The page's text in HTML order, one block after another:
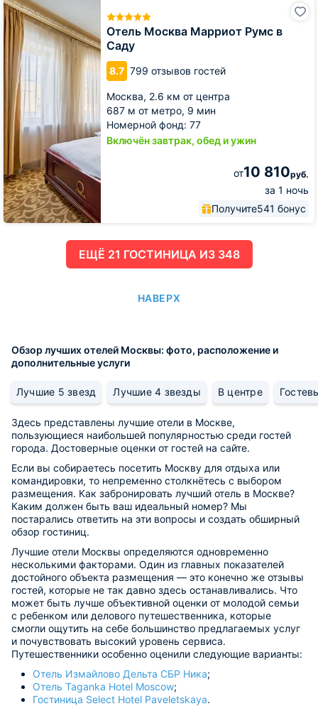
Отель Москва Марриот Румс в
Саду
8.7 799 отзывов гостей
Москва, 2.6 км от центра
687 м от метро, 9 мин
Номерной фонд: 77
Включён завтрак, обед и ужин
от10 810руб.
за 1 ночь
Получите541 бонус
Отель
Москва
Марриот
Румс
Саду
ЕЩË 21 ГОСТИНИЦА ИЗ 348
НАВЕРХ
Обзор лучших отелей Москвы: фото, расположение и
дополнительные услуги
Лучшие 5 звезд Лучшие 4 звезды В центре
Здесь представлены лучшие отели в Москве,
пользующиеся наибольшей популярностью среди гостей
города. Достоверные оценки от гостей на сайте.
Если вы собираетесь посетить Москву для отдыха или
командировки, то непременно столкнётесь с выбором
размещения. Как забронировать лучший отель в Москве?
Каким должен быть ваш идеальный номер? Мы
постарались ответить на эти вопросы и создать обширный
обзор гостиниц.
Лучшие отели Москвы определяются одновременно
несколькими факторами. Один из главных показателей
достойного объекта размещения — это конечно же отзывы
гостей, которые не так давно здесь останавливались. Что
может быть лучше объективной оценки от молодой семьи
с ребенком или делового путешественника, которые
смогли ощутить на себе большинство предлагаемых услуг
и почувствовать высокий уровень сервиса.
Путешественники особенно оценили следующие варианты:
Отель Измайлово Дельта СБР Ника;
Отель Taganka Hotel Moscow;
Гостиница Select Hotel Paveletskaya.